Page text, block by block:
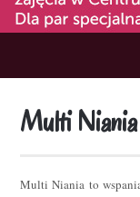
Multi Niania
Multi Niania to